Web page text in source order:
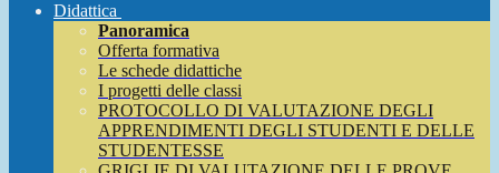
Didattica
Panoramica
Offerta formativa
Le schede didattiche
I progetti delle classi
PROTOCOLLO DI VALUTAZIONE DEGLI
APPRENDIMENTI DEGLI STUDENTI E DELLE
STUDENTESSE